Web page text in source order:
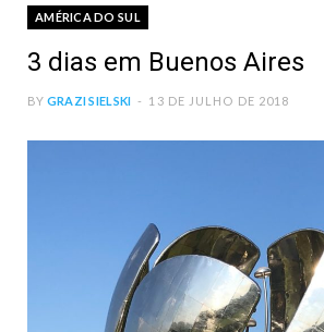
AMÉRICA DO SUL
3 dias em Buenos Aires
BY GRAZI SIELSKI 13 DE JULHO DE 2018